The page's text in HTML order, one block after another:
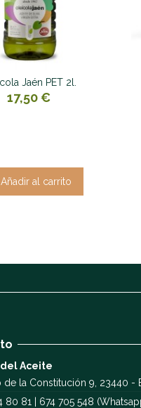
Jaén PET 2l.
17,50 €
Añadir al carrito
del Aceite
de la Constitución 9, 23440 -
80 81 | 674 705 548